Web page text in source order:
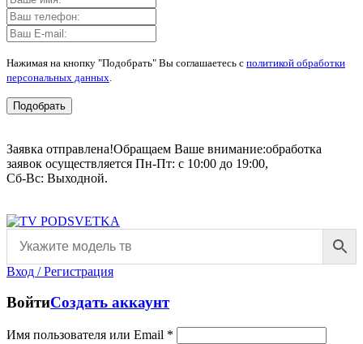
Нажимая на кнопку "Подобрать" Вы соглашаетесь с политикой обработки
персональных данных
Подобрать
Заявка отправлена!Обращаем Ваше внимание:обработка
заявок осуществляется Пн-Пт: с 10:00 до 19:00,
Сб-Вс: Выходной.
Вход / Регистрация
ВойтиСоздать аккаунт
Имя пользователя или Email *